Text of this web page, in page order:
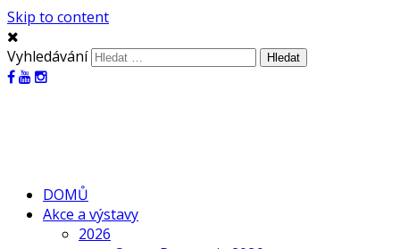
Skip to content
Vyhledávání
DOMŮ
Akce a výstavy
2026